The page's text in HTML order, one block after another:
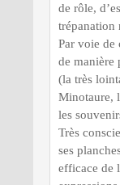
de rôle,
trépanation
Par voie de
de manière
(la très
Minotaure,
les
Très
ses
efficace de